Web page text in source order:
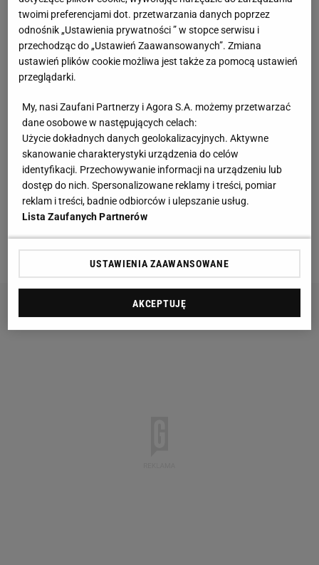
w którym napisali, czego oczekują od Polskiej Ligi
Siatkówki i Polskiego Związku Piłki Siatkowej. Onico
domagało się weryfikacji wyniku z 3:2 na 2:3 i
dyskwalifikacji dla Łukasza Kaczmarka do końca
momencie, w którym sędzia Maroszek na moment
za zwycięzcę meczu uznał Onico.
PolskaLiga Siatkówkipostanowiła nie zmieniać
wyniku, choć przyznała, że sędzia Maroszek popełnił
błąd i ukarała go. Na razie kary nie dostał
nadzieję, że to się szybko zmieni.
twoimi preferencjami dot. przetwarzania danych poprzez
odnośnik „Ustawienia prywatności ” w stopce serwisu i
przechodząc do „Ustawień Zaawansowanych”. Zmiana
ustawień plików cookie możliwa jest także za pomocą ustawień
przeglądarki.
My, nasi Zaufani Partnerzy i Agora S.A. możemy przetwarzać
dane osobowe w następujących celach:
Użycie dokładnych danych geolokalizacyjnych. Aktywne
skanowanie charakterystyki urządzenia do celów
identyfikacji. Przechowywanie informacji na urządzeniu lub
dostęp do nich. Spersonalizowane reklamy i treści, pomiar
reklam i treści, badnie odbiorców i ulepszanie usług.
Lista Zaufanych Partnerów
USTAWIENIA ZAAWANSOWANE
AKCEPTUJĘ